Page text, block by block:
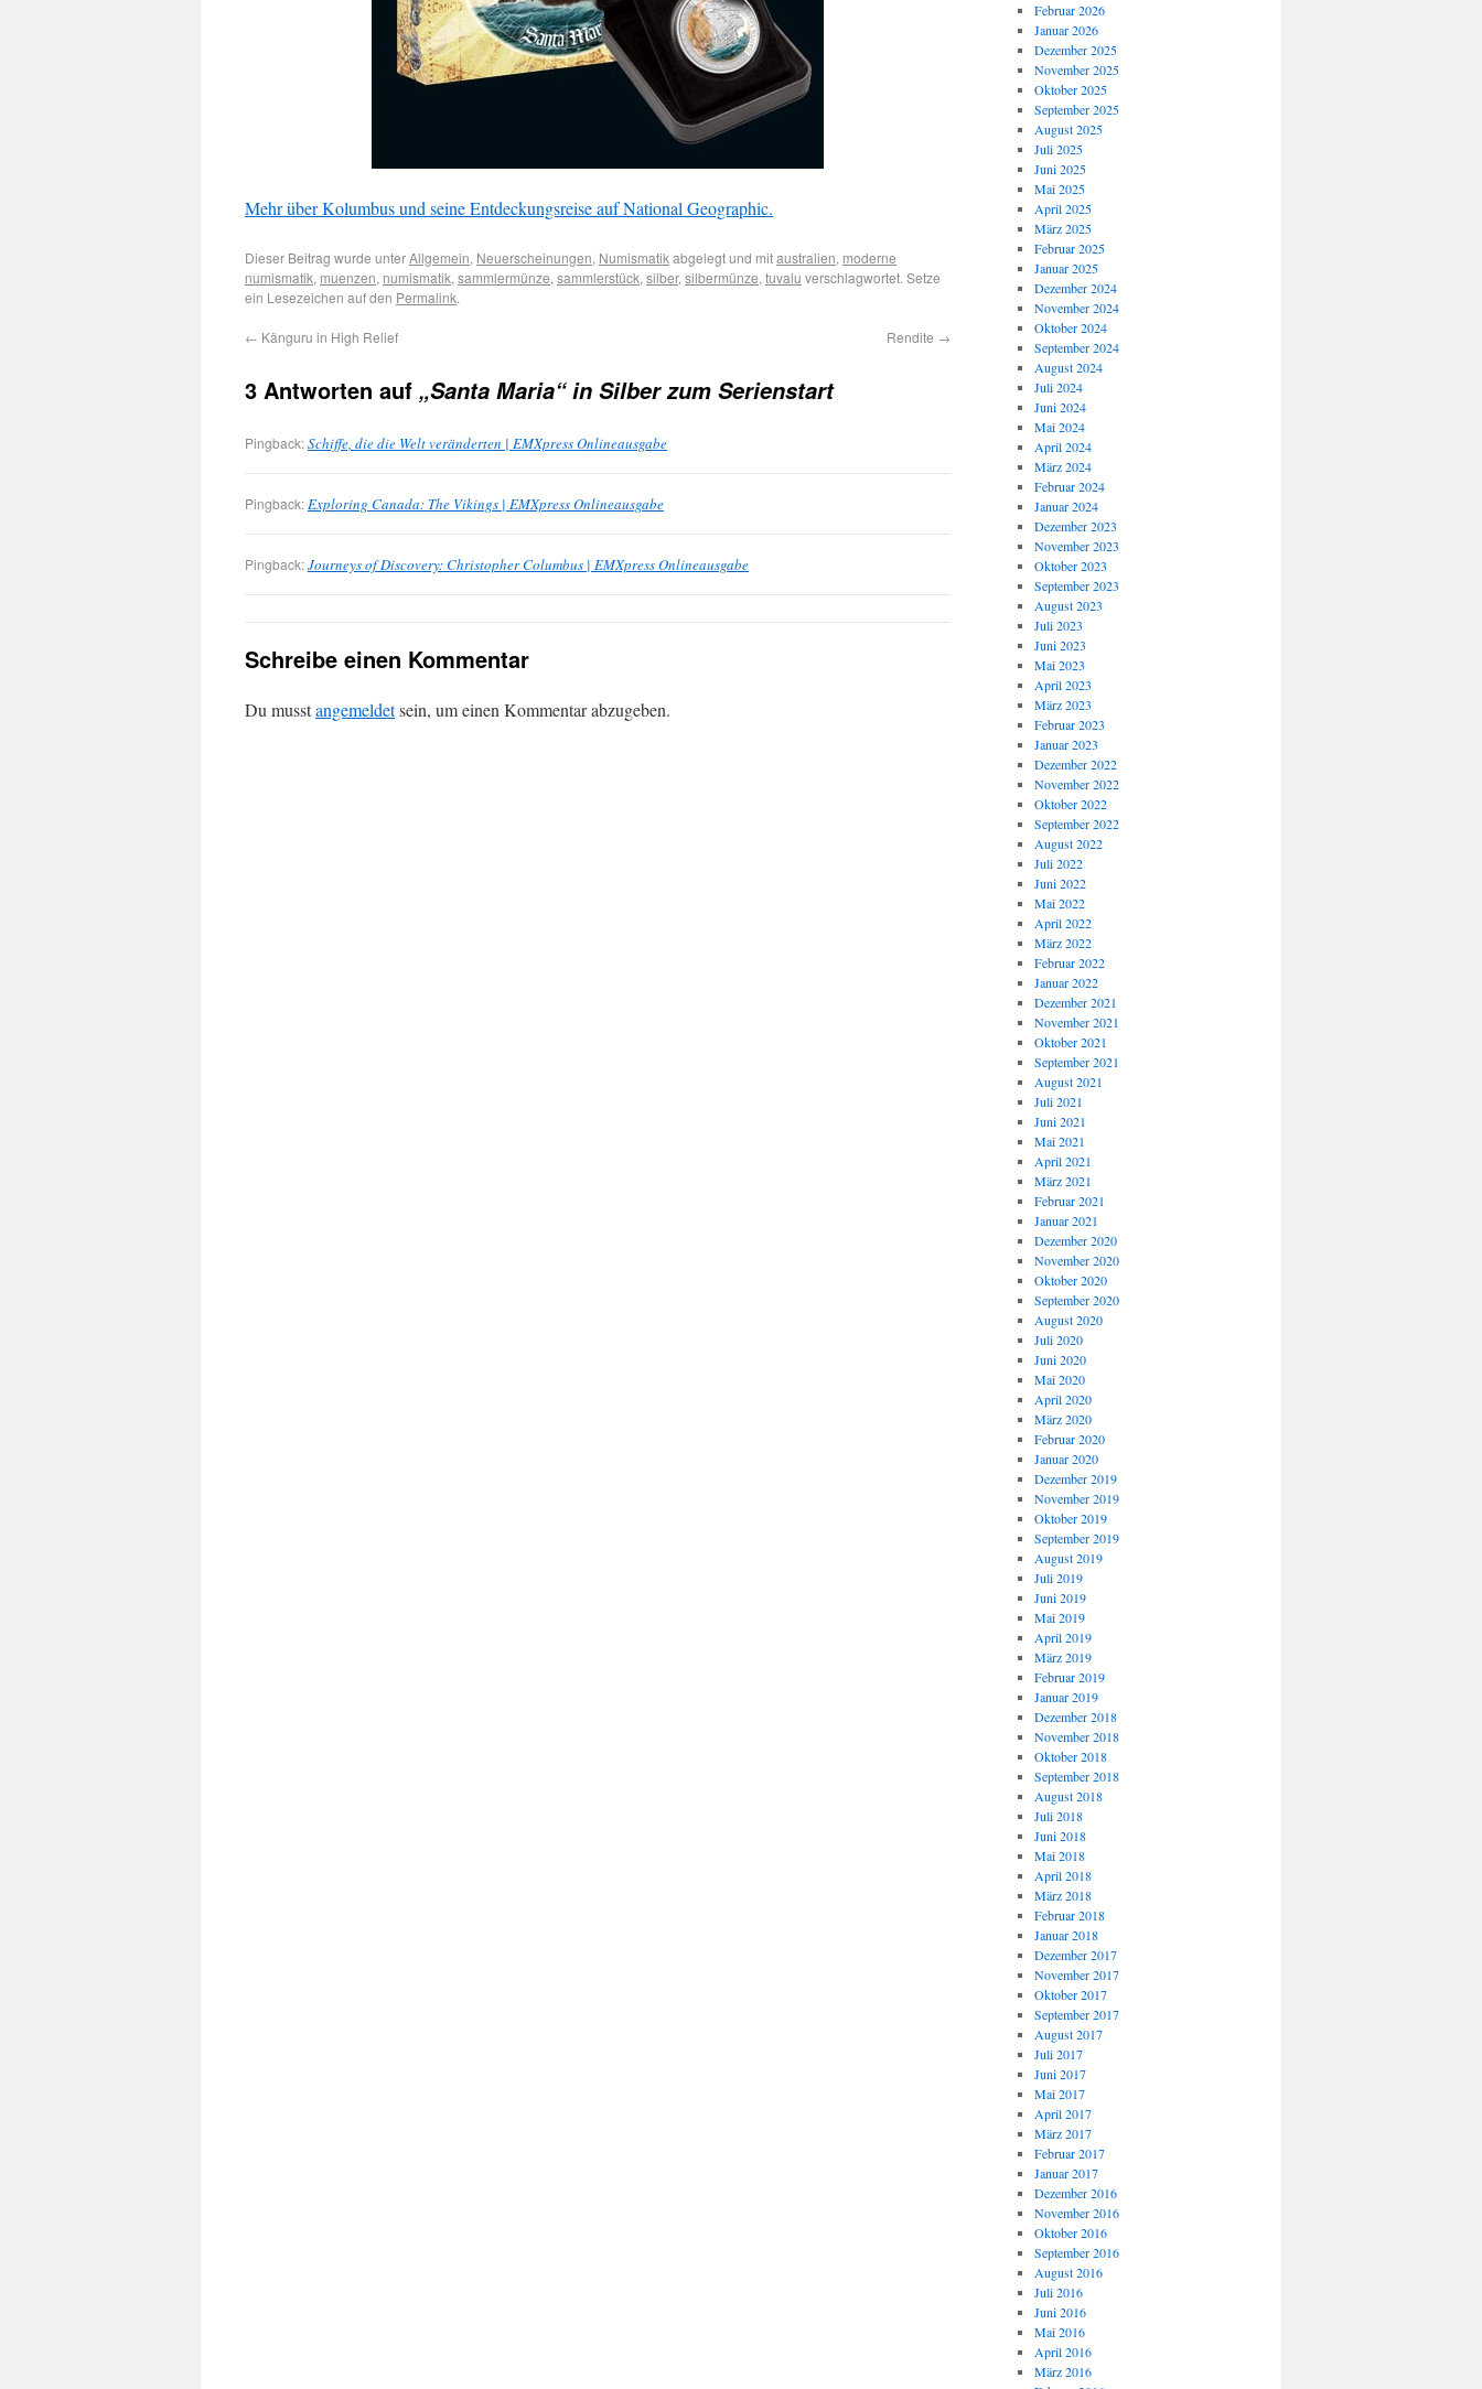
Mehr über Kolumbus und seine Entdeckungsreise auf National Geographic.
Dieser Beitrag wurde unterAllgemein, Neuerscheinungen, Numismatikabgelegt und mitaustralien, moderne
numismatik, muenzen, numismatik, sammlermünze, sammlerstück, silber, silbermünze, tuvalu verschlagwortet. Setze
ein Lesezeichen auf den Permalink.
← Känguru in High Relief Rendite →
3 Antworten auf „Santa Maria“ in Silber zum Serienstart
Pingback:Schiffe, die die Welt veränderten | EMXpress Onlineausgabe
Pingback:Exploring Canada: The Vikings | EMXpress Onlineausgabe
Pingback:Journeys of Discovery: Christopher Columbus | EMXpress Onlineausgabe
Schreibe einen Kommentar
Du musstangemeldetsein, um einen Kommentar abzugeben.
Februar 2026
Januar 2026
Dezember 2025
November 2025
Oktober 2025
September 2025
August 2025
Juli 2025
Juni 2025
Mai 2025
April 2025
März 2025
Februar 2025
Januar 2025
Dezember 2024
November 2024
Oktober 2024
September 2024
August 2024
Juli 2024
Juni 2024
Mai 2024
April 2024
März 2024
Februar 2024
Januar 2024
Dezember 2023
November 2023
Oktober 2023
September 2023
August 2023
Juli 2023
Juni 2023
Mai 2023
April 2023
März 2023
Februar 2023
Januar 2023
Dezember 2022
November 2022
Oktober 2022
September 2022
August 2022
Juli 2022
Juni 2022
Mai 2022
April 2022
März 2022
Februar 2022
Januar 2022
Dezember 2021
November 2021
Oktober 2021
September 2021
August 2021
Juli 2021
Juni 2021
Mai 2021
April 2021
März 2021
Februar 2021
Januar 2021
Dezember 2020
November 2020
Oktober 2020
September 2020
August 2020
Juli 2020
Juni 2020
Mai 2020
April 2020
März 2020
Februar 2020
Januar 2020
Dezember 2019
November 2019
Oktober 2019
September 2019
August 2019
Juli 2019
Juni 2019
Mai 2019
April 2019
März 2019
Februar 2019
Januar 2019
Dezember 2018
November 2018
Oktober 2018
September 2018
August 2018
Juli 2018
Juni 2018
Mai 2018
April 2018
März 2018
Februar 2018
Januar 2018
Dezember 2017
November 2017
Oktober 2017
September 2017
August 2017
Juli 2017
Juni 2017
Mai 2017
April 2017
März 2017
Februar 2017
Januar 2017
Dezember 2016
November 2016
Oktober 2016
September 2016
August 2016
Juli 2016
Juni 2016
Mai 2016
April 2016
März 2016